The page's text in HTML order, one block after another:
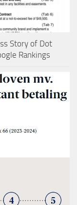
Story of Dot
Rankings